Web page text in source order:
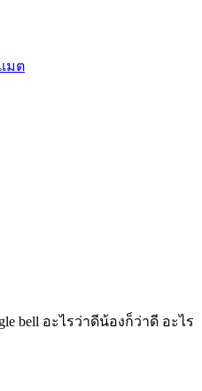
มต
bell อะไรว่าดีน้องก็ว่าดี อะไร